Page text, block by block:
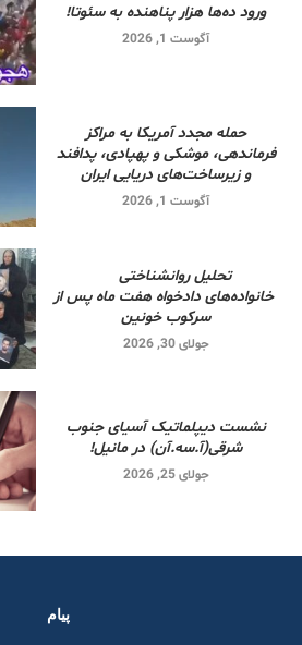
ورود ده‌ها هزار پناهنده به سئوتا!
آگوست 1, 2026
حمله مجدد آمریکا به مراکز
فرماندهی، موشکی و پهپادی، پدافند
و زیرساخت‌های دریایی ایران
آگوست 1, 2026
تحلیل روانشناختی
خانواده‌های دادخواه هفت ماه پس از
سرکوب خونین
جولای 30, 2026
نشست دیپلماتیک آسیای جنوب
شرقی‌(آ.سه.آن) در مانیل!
جولای 25, 2026
پیام